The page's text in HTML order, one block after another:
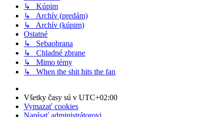
↳ Kúpim
↳ Archív (predám)
↳ Archív (kúpim)
Ostatné
↳ Sebaobrana
↳ Chladné zbrane
↳ Mimo témy
↳ When the shit hits the fan
Všetky časy sú v UTC+02:00
Vymazať cookies
Napísať administrátorovi